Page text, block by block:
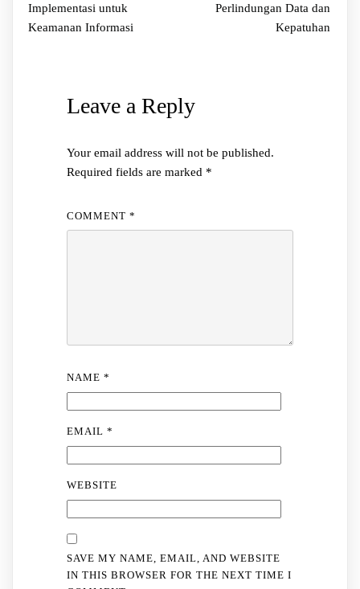
Implementasi untuk
Keamanan Informasi
Perlindungan Data dan
Kepatuhan
Leave a Reply
Your email address will not be published.
Required fields are marked *
COMMENT *
NAME *
EMAIL *
WEBSITE
SAVE MY NAME, EMAIL, AND WEBSITE
IN THIS BROWSER FOR THE NEXT TIME I